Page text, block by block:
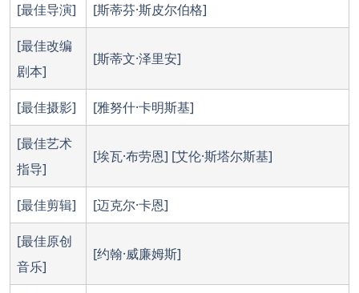
[最佳导演] [斯蒂芬·斯皮尔伯格]
[最佳改编
剧本]
[斯蒂文·泽里安]
[最佳摄影] [雅努什·卡明斯基]
[最佳艺术
指导]
[埃瓦·布劳恩] [艾伦·斯塔尔斯基]
[最佳剪辑] [迈克尔·卡恩]
[最佳原创
音乐]
[约翰·威廉姆斯]